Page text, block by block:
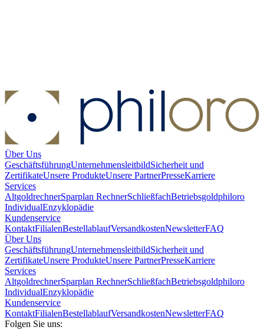
Über Uns
GeschäftsführungUnternehmensleitbildSicherheit und
ZertifikateUnsere ProdukteUnsere PartnerPresseKarriere
Services
AltgoldrechnerSparplan RechnerSchließfachBetriebsgoldphiloro
IndividualEnzyklopädie
Kundenservice
KontaktFilialenBestellablaufVersandkostenNewsletterFAQ
Über Uns
GeschäftsführungUnternehmensleitbildSicherheit und
ZertifikateUnsere ProdukteUnsere PartnerPresseKarriere
Services
AltgoldrechnerSparplan RechnerSchließfachBetriebsgoldphiloro
IndividualEnzyklopädie
Kundenservice
KontaktFilialenBestellablaufVersandkostenNewsletterFAQ
Folgen Sie uns: